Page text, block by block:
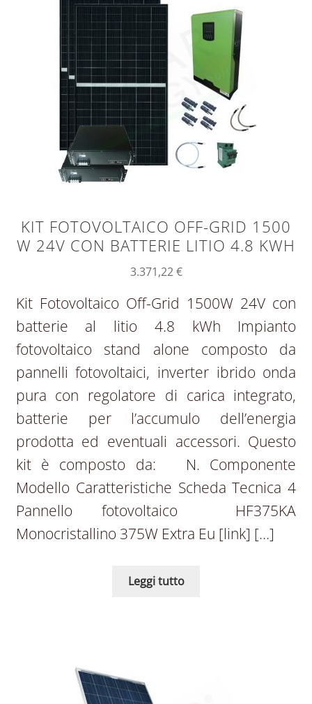
KIT FOTOVOLTAICO OFF-GRID 1500
W 24V CON BATTERIE LITIO 4.8 KWH
3.371,22€
Kit Fotovoltaico Off-Grid 1500W 24V con
batterie al litio 4.8 kWh Impianto
fotovoltaico stand alone composto da
pannelli fotovoltaici, inverter ibrido onda
pura con regolatore di carica integrato,
batterie per l’accumulo dell’energia
prodotta ed eventuali accessori. Questo
kit è composto da: N. Componente
Modello Caratteristiche Scheda Tecnica 4
Pannello fotovoltaico HF375KA
Monocristallino 375W Extra Eu [link] […]
Leggi tutto